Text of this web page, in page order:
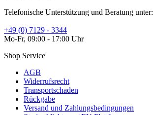
Telefonische Unterstützung und Beratung unter:
+49 (0) 7129 - 3344
Mo-Fr, 09:00 - 17:00 Uhr
Shop Service
AGB
Widerrufsrecht
Transportschaden
Rückgabe
Versand und Zahlungsbedingungen